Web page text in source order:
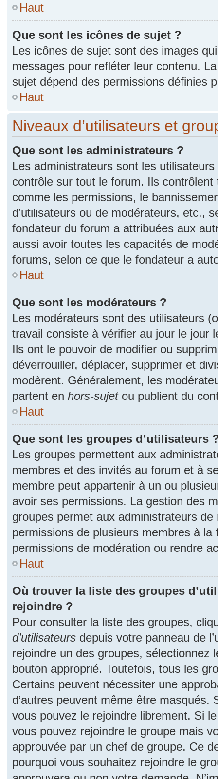
Haut
Que sont les icônes de sujet ?
Les icônes de sujet sont des images
messages pour refléter leur contenu.
sujet dépend des permissions définies
Haut
Niveaux d’utilisateurs et
Que sont les administrateurs ?
Les administrateurs sont les
contrôle sur tout le forum. Ils
comme les permissions, le
d’utilisateurs ou de modérateurs, etc.,
fondateur du forum a attribuées aux
aussi avoir toutes les capacités de
forums, selon ce que le fondateur a
Haut
Que sont les modérateurs ?
Les modérateurs sont des utilisateurs
travail consiste à vérifier au jour le jour
Ils ont le pouvoir de modifier ou
déverrouiller, déplacer, supprimer et
modèrent. Généralement, les
partent en hors-sujetou publient du
Haut
Que sont les groupes d’utilisateurs
Les groupes permettent aux
membres et des invités au forum et à
membre peut appartenir à un ou
avoir ses permissions. La gestion des
groupes permet aux administrateurs
permissions de plusieurs membres à la
permissions de modération ou rendre
Haut
Où trouver la liste des groupes
rejoindre ?
Pour consulter la liste des groupes,
d’utilisateurs depuis votre panneau de
rejoindre un des groupes, sélectionnez
bouton approprié. Toutefois, tous les
Certains peuvent nécessiter une
d’autres peuvent même être
vous pouvez le rejoindre librement. Si
vous pouvez rejoindre le groupe mais
approuvée par un chef de groupe. Ce
pourquoi vous souhaitez rejoindre le